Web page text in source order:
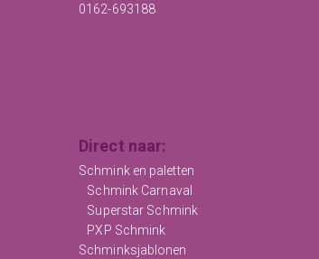
0162-693188
Direct naar:
Schmink en paletten
Schmink Carnaval
Superstar Schmink
PXP Schmink
Schminksjablonen